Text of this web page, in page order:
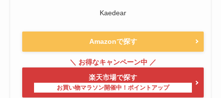
Kaedear
Amazonで探す
楽天市場で探す